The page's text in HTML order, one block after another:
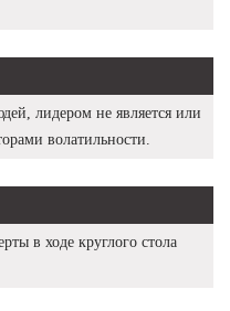
лидером не является или
волатильности.
в ходе круглого стола